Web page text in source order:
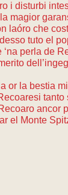
i disturbi
magior
laóro che
tuto el
‘na perla de
or la bestia
tanto
ancor
el Monte